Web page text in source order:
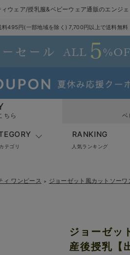
ィウェア/授乳服&ベビーウェア通販のエンジ
料495円(一部地域を除く) 7,700円以上で送料無料
ちら ベ
カテゴリ
RANKING
人気ランキング
ィ ワンピース ＞
ジョーゼット風カットソー
ジョーゼッ
産後授乳【